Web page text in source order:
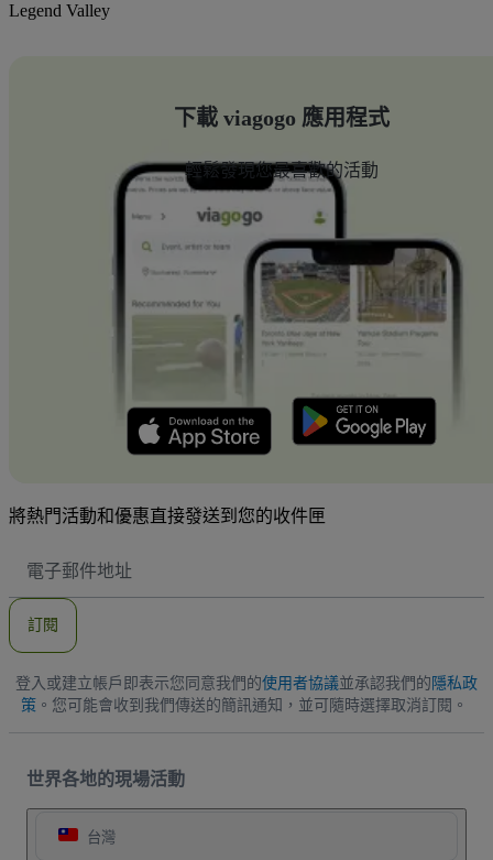
Legend Valley
下載 viagogo 應用程式
輕鬆發現您最喜歡的活動
將熱門活動和優惠直接發送到您的收件匣
子
地
訂閱
登入或建立帳戶即表示您同意我們的使用者協議並承認我們的 隱私政
策 。您可能會收到我們傳送的簡訊通知，並可隨時選擇取消訂閱。
世界各地的現場活動
台灣